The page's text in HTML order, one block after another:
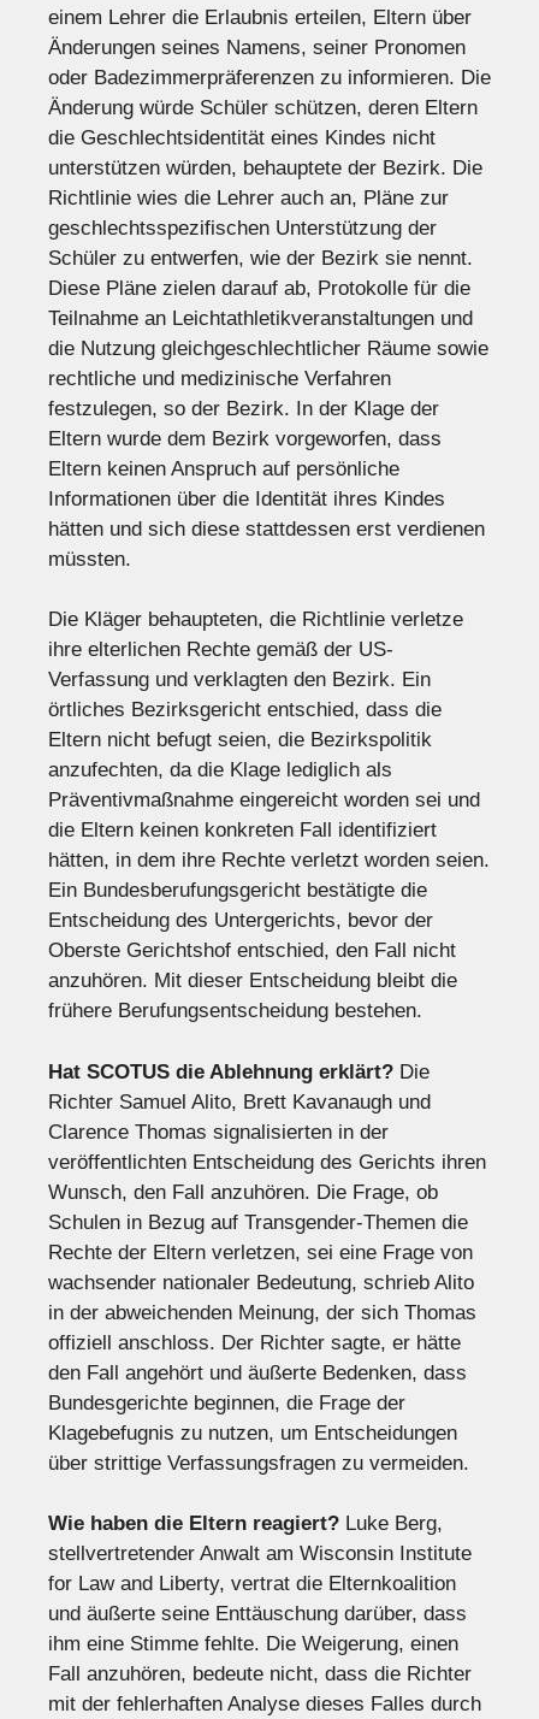
einem Lehrer die Erlaubnis erteilen, Eltern über
Änderungen seines Namens, seiner Pronomen
oder Badezimmerpräferenzen zu informieren. Die
Änderung würde Schüler schützen, deren Eltern
die Geschlechtsidentität eines Kindes nicht
unterstützen würden, behauptete der Bezirk. Die
Richtlinie wies die Lehrer auch an, Pläne zur
geschlechtsspezifischen Unterstützung der
Schüler zu entwerfen, wie der Bezirk sie nennt.
Diese Pläne zielen darauf ab, Protokolle für die
Teilnahme an Leichtathletikveranstaltungen und
die Nutzung gleichgeschlechtlicher Räume sowie
rechtliche und medizinische Verfahren
festzulegen, so der Bezirk. In der Klage der
Eltern wurde dem Bezirk vorgeworfen, dass
Eltern keinen Anspruch auf persönliche
Informationen über die Identität ihres Kindes
hätten und sich diese stattdessen erst verdienen
müssten.
Die Kläger behaupteten, die Richtlinie verletze
ihre elterlichen Rechte gemäß der US-
Verfassung und verklagten den Bezirk. Ein
örtliches Bezirksgericht entschied, dass die
Eltern nicht befugt seien, die Bezirkspolitik
anzufechten, da die Klage lediglich als
Präventivmaßnahme eingereicht worden sei und
die Eltern keinen konkreten Fall identifiziert
hätten, in dem ihre Rechte verletzt worden seien.
Ein Bundesberufungsgericht bestätigte die
Entscheidung des Untergerichts, bevor der
Oberste Gerichtshof entschied, den Fall nicht
anzuhören. Mit dieser Entscheidung bleibt die
frühere Berufungsentscheidung bestehen.
Hat SCOTUS die Ablehnung erklärt? Die
Richter Samuel Alito, Brett Kavanaugh und
Clarence Thomas signalisierten in der
veröffentlichten Entscheidung des Gerichts ihren
Wunsch, den Fall anzuhören. Die Frage, ob
Schulen in Bezug auf Transgender-Themen die
Rechte der Eltern verletzen, sei eine Frage von
wachsender nationaler Bedeutung, schrieb Alito
in der abweichenden Meinung, der sich Thomas
offiziell anschloss. Der Richter sagte, er hätte
den Fall angehört und äußerte Bedenken, dass
Bundesgerichte beginnen, die Frage der
Klagebefugnis zu nutzen, um Entscheidungen
über strittige Verfassungsfragen zu vermeiden.
Wie haben die Eltern reagiert? Luke Berg,
stellvertretender Anwalt am Wisconsin Institute
for Law and Liberty, vertrat die Elternkoalition
und äußerte seine Enttäuschung darüber, dass
ihm eine Stimme fehlte. Die Weigerung, einen
Fall anzuhören, bedeute nicht, dass die Richter
mit der fehlerhaften Analyse dieses Falles durch